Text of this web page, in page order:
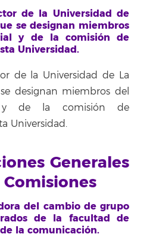
de la Universidad de
se designan miembros
y de la comisión de
Universidad.
de la Universidad de La
designan miembros del
y de la comisión de
Universidad.
Generales
del cambio de grupo
de la facultad de
la comunicación.